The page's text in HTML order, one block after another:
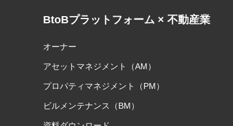
BtoBプラットフォーム × 不動産業
オーナー
アセットマネジメント（AM）
プロパティマネジメント（PM）
ビルメンテナンス（BM）